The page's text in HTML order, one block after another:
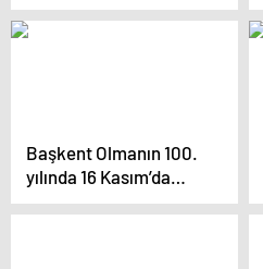
denetim: Yük taşıyan
araçlar tek tek
Başkent Olmanın 100.
yılında 16 Kasım’da
Dünyanın Kalbi